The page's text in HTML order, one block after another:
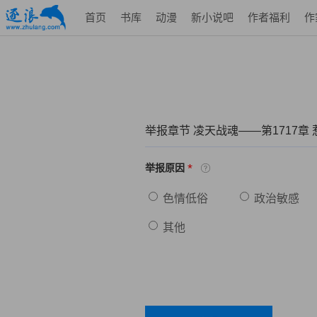
首页 书库 动漫 新小说吧 作者福利 作
举报章节 凌天战魂——第1717章
举报原因 *
色情低俗 政治敏感
其他